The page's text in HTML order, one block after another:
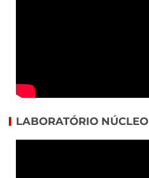
LABORATÓRIO NÚCLEO